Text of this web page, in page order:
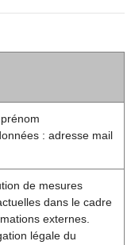
: adresse mail
de mesures
dans le cadre
externes.
légale du